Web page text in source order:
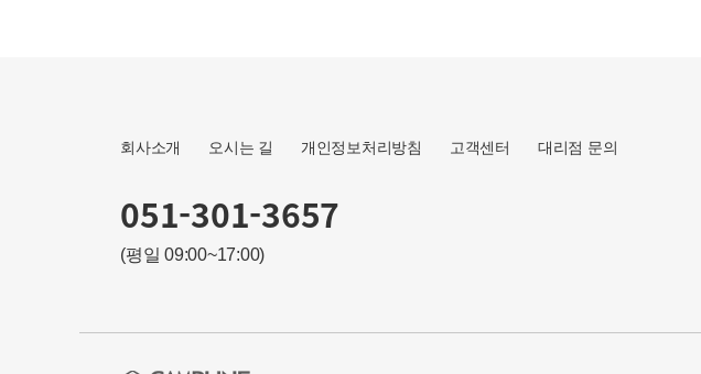
회사소개 오시는 길 개인정보처리방침 고객센터 대리점 문의
051-301-3657
(평일 09:00~17:00)